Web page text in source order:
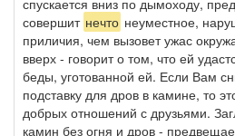
спускается вниз по дымоходу,
совершит нечто неуместное,
приличия, чем вызовет ужас
вверх - говорит о том, что ей
беды, уготованной ей. Если Вам
подставку для дров в камине, то
добрых отношений с друзьями.
камин без огня и дров -